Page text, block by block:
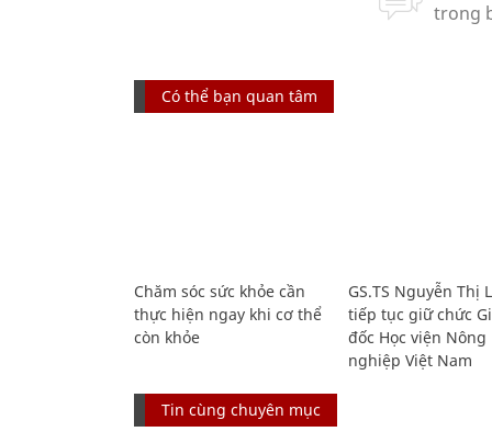
Có thể bạn quan tâm
Chăm sóc sức khỏe cần
thực hiện ngay khi cơ thể
còn khỏe
GS.TS Nguyễn Thị
tiếp tục giữ chức
đốc Học viện Nông
nghiệp Việt Nam
Tin cùng chuyên mục